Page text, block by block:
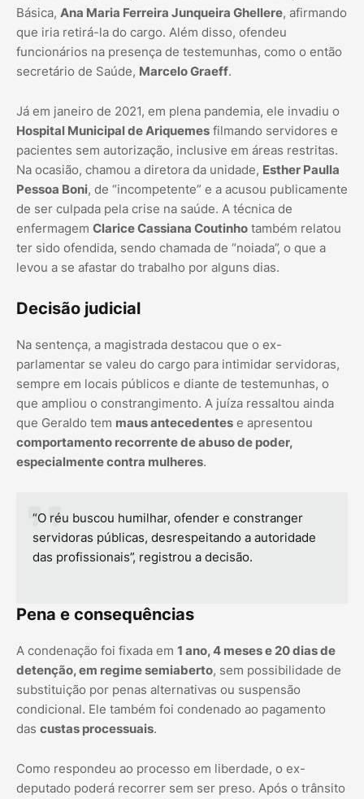
Básica, Ana Maria Ferreira Junqueira Ghellere, afirmando
que iria retirá-la do cargo. Além disso, ofendeu
funcionários na presença de testemunhas, como o então
secretário de Saúde, Marcelo Graeff.
Já em janeiro de 2021, em plena pandemia, ele invadiu o
Hospital Municipal de Ariquemes filmando servidores e
pacientes sem autorização, inclusive em áreas restritas.
Na ocasião, chamou a diretora da unidade, Esther Paulla
Pessoa Boni, de “incompetente” e a acusou publicamente
de ser culpada pela crise na saúde. A técnica de
enfermagem Clarice Cassiana Coutinho também relatou
ter sido ofendida, sendo chamada de “noiada”, o que a
levou a se afastar do trabalho por alguns dias.
Decisão judicial
Na sentença, a magistrada destacou que o ex-
parlamentar se valeu do cargo para intimidar servidoras,
sempre em locais públicos e diante de testemunhas, o
que ampliou o constrangimento. A juíza ressaltou ainda
que Geraldo tem maus antecedentes e apresentou
comportamento recorrente de abuso de poder,
especialmente contra mulheres.
“O réu buscou humilhar, ofender e constranger
servidoras públicas, desrespeitando a autoridade
das profissionais”, registrou a decisão.
Pena e consequências
A condenação foi fixada em 1 ano, 4 meses e 20 dias de
detenção, em regime semiaberto, sem possibilidade de
substituição por penas alternativas ou suspensão
condicional. Ele também foi condenado ao pagamento
das custas processuais.
Como respondeu ao processo em liberdade, o ex-
deputado poderá recorrer sem ser preso. Após o trânsito